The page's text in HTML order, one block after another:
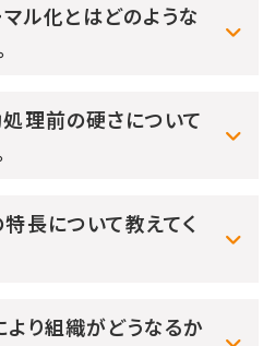
ル化とはどのような
理前の硬さについて
長について教えてく
り組織がどうなるか